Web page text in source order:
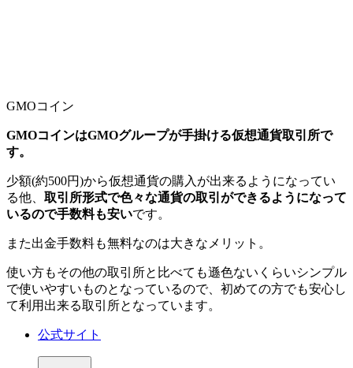
GMOコイン
GMOコインはGMOグループが手掛ける仮想通貨取引所で
す。
少額(約500円)から仮想通貨の購入が出来るようになってい
る他、 取引所形式で色々な通貨の取引ができるようになって
いるので手数料も安いです。
また出金手数料も無料なのは大きなメリット。
使い方もその他の取引所と比べても遜色ないくらいシンプル
で使いやすいものとなっているので、初めての方でも安心し
て利用出来る取引所となっています。
公式サイト